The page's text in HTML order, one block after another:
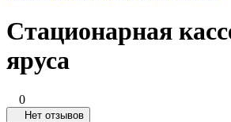
Стационарная
яруса
0
Нет отзывов